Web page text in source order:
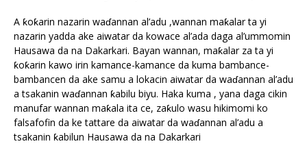
A ƙoƙarin nazarin waɗannan al’adu ,wannan maƙalar ta yi
nazarin yadda ake aiwatar da kowace al’ada daga al’ummomin
Hausawa da na Dakarkari. Bayan wannan, maƙalar za ta yi
ƙoƙarin kawo irin kamance-kamance da kuma bambance-
bambancen da ake samu a lokacin aiwatar da waɗannan al’adu
a tsakanin waɗannan ƙabilu biyu. Haka kuma , yana daga cikin
manufar wannan maƙala ita ce, zaƙulo wasu hikimomi ko
falsafofin da ke tattare da aiwatar da waɗannan al’adu a
tsakanin ƙabilun Hausawa da na Dakarkari